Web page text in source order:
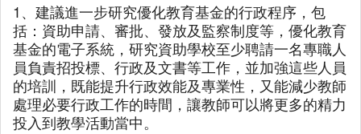
1、建議進一步研究優化教育基金的行政程序，包
括：資助申請、審批、發放及監察制度等，優化教育
基金的電子系統，研究資助學校至少聘請一名專職人
員負責招投標、行政及文書等工作，並加強這些人員
的培訓，既能提升行政效能及專業性，又能減少教師
處理必要行政工作的時間，讓教師可以將更多的精力
投入到教學活動當中。